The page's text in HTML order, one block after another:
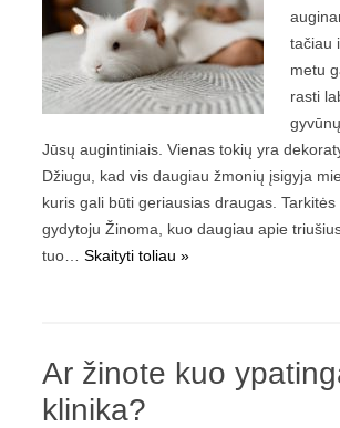
tačiau
metu
rasti
Jūsų augintiniais. Vienas tokių yra
Džiugu, kad vis daugiau žmonių įsigyja
kuris gali būti geriausias draugas.
gydytoju Žinoma, kuo daugiau apie
tuo… Skaityti toliau »
Ar žinote kuo
klinika?